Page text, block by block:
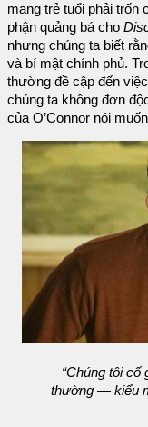
mạng trẻ tuổi phải
phận quảng bá cho
nhưng chúng ta biết
và bí mật chính phủ.
thường đề cập đến
chúng ta không đơn
của O’Connor nói
“Chúng tôi cố
thường — kiểu